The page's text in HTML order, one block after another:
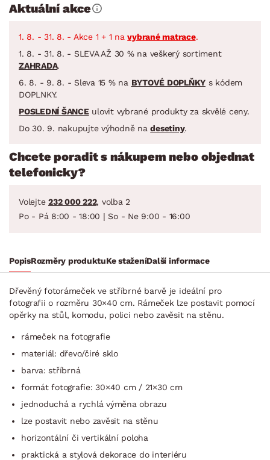
Aktuální akce
1. 8. - 31. 8. - Akce 1 + 1 navybrané matrace.
1. 8. - 31. 8. - SLEVA AŽ 30 % na veškerý sortiment
ZAHRADA.
6. 8. - 9. 8. - Sleva 15 % na BYTOVÉ DOPLŇKY s kódem
DOPLNKY.
POSLEDNÍ ŠANCEulovit vybrané produkty za skvělé ceny.
Do 30. 9. nakupujte výhodně nadesetiny.
Chcete poradit s nákupem nebo objednat
telefonicky?
Volejte 232 000 222, volba 2
Po - Pá 8:00 - 18:00 | So - Ne 9:00 - 16:00
PopisRozměry produktuKe staženíDalší informace
Dřevěný fotorámeček ve stříbrné barvě je ideální pro
fotografii o rozměru 30×40 cm. Rámeček lze postavit pomocí
opěrky na stůl, komodu, polici nebo zavěsit na stěnu.
rámeček na fotografie
materiál: dřevo/čiré sklo
barva: stříbrná
formát fotografie: 30×40 cm / 21×30 cm
jednoduchá a rychlá výměna obrazu
lze postavit nebo zavěsit na stěnu
horizontální či vertikální poloha
praktická a stylová dekorace do interiéru